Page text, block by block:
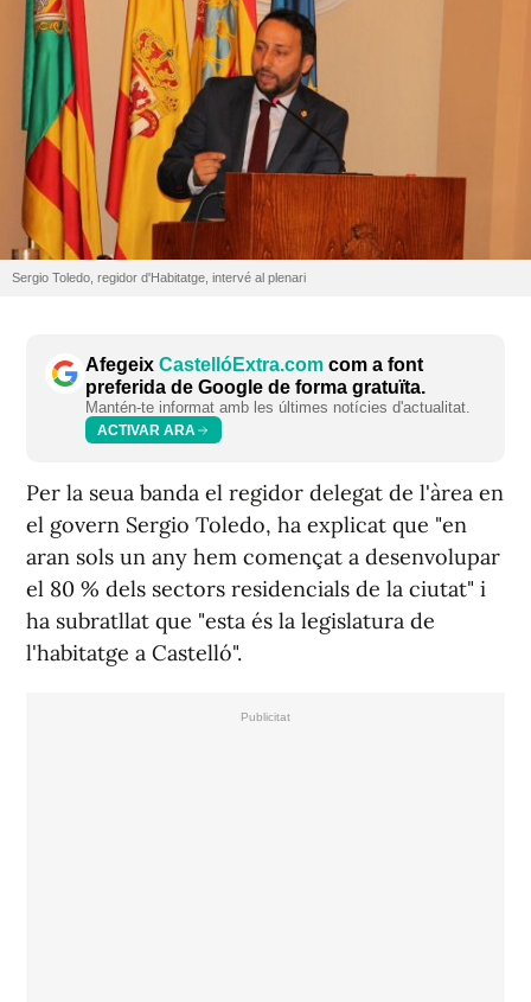
Sergio Toledo, regidor d'Habitatge, intervé al plenari
Afegeix CastellóExtra.com com a font
preferida de Google de forma gratuïta.
Mantén-te informat amb les últimes notícies d'actualitat.
ACTIVAR ARA
Per la seua banda el regidor delegat de l'àrea en
el govern Sergio Toledo, ha explicat que "en
aran sols un any hem començat a desenvolupar
el 80 % dels sectors residencials de la ciutat" i
ha subratllat que "esta és la legislatura de
l'habitatge a Castelló".